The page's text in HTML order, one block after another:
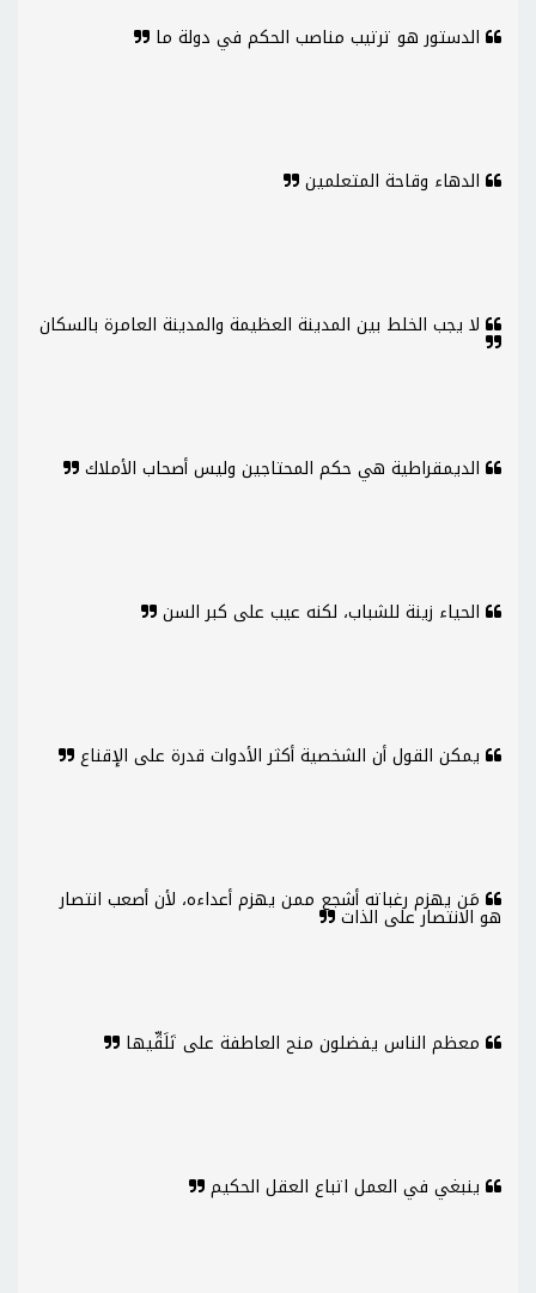
الدستور هو ترتيب مناصب الحكم في دولة ما
الدهاء وقاحة المتعلمين
لا يجب الخلط بين المدينة العظيمة والمدينة العامرة بالسكان
الديمقراطية هي حكم المحتاجين وليس أصحاب الأملاك
الحياء زينة للشباب، لكنه عيب على كبر السن
يمكن القول أن الشخصية أكثر الأدوات قدرة على الإقناع
مَن يهزم رغباته أشجع ممن يهزم أعداءه، لأن أصعب انتصار
هو الانتصار على الذات
معظم الناس يفضلون منح العاطفة على تَلَقِّيها
ينبغي في العمل اتباع العقل الحكيم